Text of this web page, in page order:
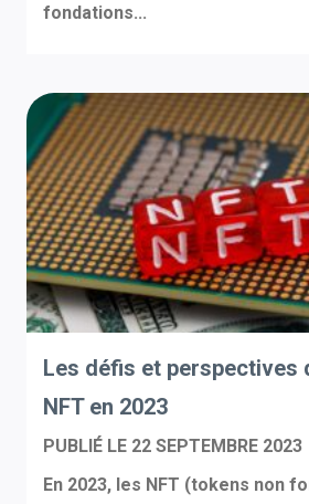
fondations...
Les défis et perspectives
NFT en 2023
PUBLIÉ LE 22 SEPTEMBRE 2023
En 2023, les NFT (tokens non